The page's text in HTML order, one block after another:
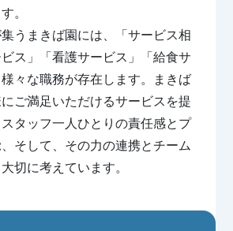
。
うまきば園には、「サービス相
ス」「看護サービス」「給食サ
々な職務が存在します。まきば
ご満足いただけるサービスを提
タッフ一人ひとりの責任感とプ
そして、その力の連携とチーム
切に考えています。